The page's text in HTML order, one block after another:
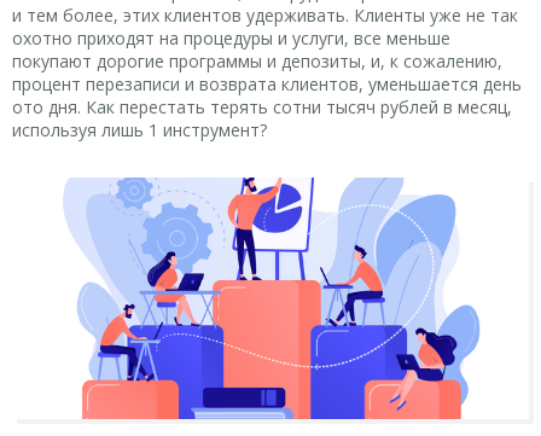
и тем более, этих клиентов удерживать. Клиенты уже не так
охотно приходят на процедуры и услуги, все меньше
покупают дорогие программы и депозиты, и, к сожалению,
процент перезаписи и возврата клиентов, уменьшается день
ото дня. Как перестать терять сотни тысяч рублей в месяц,
используя лишь 1 инструмент?